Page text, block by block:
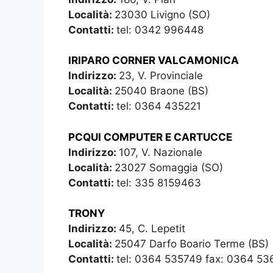
Località: 23030 Livigno (SO)
Contatti: tel: 0342 996448
IRIPARO CORNER VALCAMONICA
Indirizzo: 23, V. Provinciale
Località: 25040 Braone (BS)
Contatti: tel: 0364 435221
PCQUI COMPUTER E CARTUCCE
Indirizzo: 107, V. Nazionale
Località: 23027 Somaggia (SO)
Contatti: tel: 335 8159463
TRONY
Indirizzo: 45, C. Lepetit
Località: 25047 Darfo Boario Terme (BS)
Contatti: tel: 0364 535749 fax: 0364